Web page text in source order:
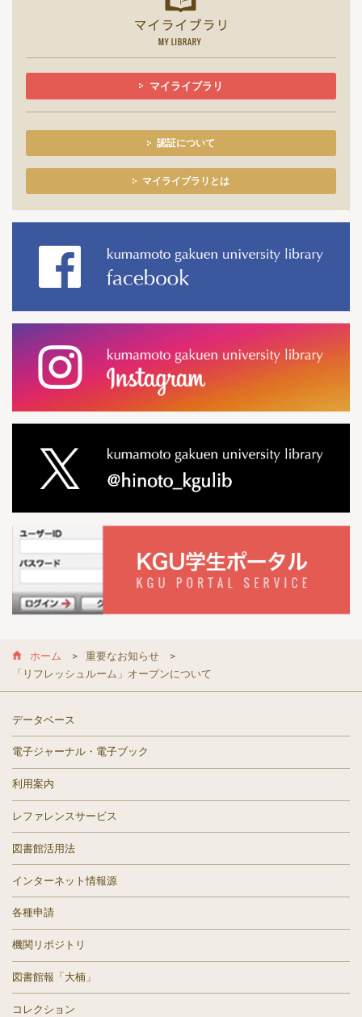
マイライブラリ
認証について
マイライブラリとは
ホーム
重要なお知らせ
「リフレッシュルーム」オープンについて
データベース
電子ジャーナル・電子ブック
利用案内
レファレンスサービス
図書館活用法
インターネット情報源
各種申請
機関リポジトリ
図書館報「大楠」
コレクション